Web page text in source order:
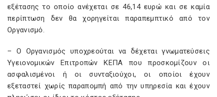
εξέτασης το οποίο ανέχεται σε 46,14 ευρώ και σε καμία
περίπτωση δεν θα χορηγείται παραπεμπτικό από τον
Οργανισμό.
– Ο Οργανισμός υποχρεούται να δέχεται γνωματεύσεις
Υγειονομικών Επιτροπών ΚΕΠΑ που προσκομίζουν οι
ασφαλισμένοι ή οι συνταξιούχοι, οι οποίοι έχουν
εξεταστεί χωρίς παραπομπή από την υπηρεσία και έχουν